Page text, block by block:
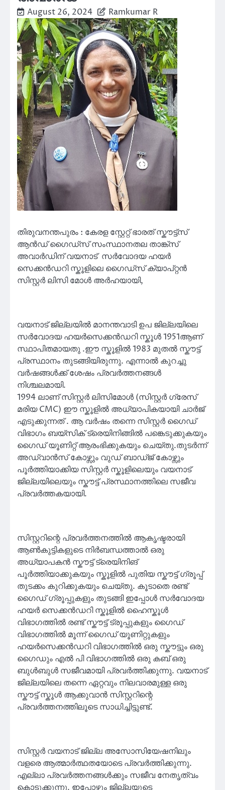
August 26, 2024 Ramkumar R
തിരുവനന്തപുരം : കേരള സ്റ്റേറ്റ് ഭാരത് സ്കൗട്ട്സ്
ആൻഡ് ഗൈഡ്സ് സംസ്ഥാനതല താങ്ക്സ്
അവാർഡിന് വയനാട് സർവോദയ ഹയർ
സെക്കൻഡറി സ്കൂളിലെ ഗൈഡ്സ് ക്യാപ്റ്റൻ
സിസ്റ്റർ ലിസി മോൾ അർഹയായി,
വയനാട് ജില്ലയിൽ മാനന്തവാടി ഉപ ജില്ലയിലെ
സർവോദയ ഹയർസെക്കൻഡറി സ്കൂൾ 1951ആണ്
സ്ഥാപിതമായതു .ഈ സ്കൂളിൽ 1983 മുതൽ സ്കൗട്ട്
പ്രസ്ഥാനം തുടങ്ങിയിരുന്നു. എന്നാൽ കുറച്ചു
വർഷങ്ങൾക്ക് ശേഷം പ്രവർത്തനങ്ങൾ
നിശ്ചലമായി.
1994 ലാണ് സിസ്റ്റർ ലിസിമോൾ (സിസ്റ്റർ ഗ്രേസ്
മരിയ CMC) ഈ സ്കൂളിൽ അധ്യാപികയായി ചാർജ്
എടുക്കുന്നത് . ആ വർഷം തന്നെ സിസ്റ്റർ ഗൈഡ്
വിഭാഗം ബയ്സിക് ട്രെയിനിങ്ങിൽ പങ്കെടുക്കുകയും
ഗൈഡ് യൂണിറ്റ് ആരംഭിക്കുകയും ചെയ്തു.തുടർന്ന്
അഡ്വാൻസ് കോഴ്സും വുഡ് ബാഡ്ജ് കോഴ്സും
പൂർത്തിയാക്കിയ സിസ്റ്റർ സ്കൂളിലെയും വയനാട്
ജില്ലയിലെയും സ്കൗട്ട് പ്രസ്ഥാനത്തിലെ സജീവ
പ്രവർത്തകയായി.
സിസ്റ്ററിന്റെ പ്രവർത്തനത്തിൽ ആകൃഷ്ടരായി
ആൺകുട്ടികളുടെ നിർബന്ധത്താൽ ഒരു
അധ്യാപകൻ സ്കൗട്ട് ട്രെയിനിങ്
പൂർത്തിയാക്കുകയും സ്കൂളിൽ പുതിയ സ്കൗട്ട് ഗ്രൂപ്പ്
തുടക്കം കുറിക്കുകയും ചെയ്തു. കൂടാതെ രണ്ട്
ഗൈഡ് ഗ്രൂപ്പുകളും തുടങ്ങി ഇപ്പോൾ സർവോദയ
ഹയർ സെക്കൻഡറി സ്കൂളിൽ ഹൈസ്കൂൾ
വിഭാഗത്തിൽ രണ്ട് സ്കൗട്ട് ട്രൂപ്പുകളും ഗൈഡ്
വിഭാഗത്തിൽ മൂന്ന് ഗൈഡ് യൂണിറ്റുകളും
ഹയർസെക്കൻഡറി വിഭാഗത്തിൽ ഒരു സ്കൗട്ടും ഒരു
ഗൈഡും എൽ പി വിഭാഗത്തിൽ ഒരു കബ് ഒരു
ബുൾബുൾ സജീവമായി പ്രവർത്തിക്കുന്നു. വയനാട്
ജില്ലയിലെ തന്നെ ഏറ്റവും നിലവാരമുള്ള ഒരു
സ്കൗട്ട് സ്കൂൾ ആക്കുവാൻ സിസ്റ്ററിന്റെ
പ്രവർത്തനത്തിലൂടെ സാധിച്ചിട്ടുണ്ട്.
സിസ്റ്റർ വയനാട് ജില്ല അസോസിയേഷനിലും
വളരെ ആത്മാർത്ഥതയോടെ പ്രവർത്തിക്കുന്നു.
എല്ലാ പ്രവർത്തനങ്ങൾക്കും സജീവ നേതൃത്വം
കൊടുക്കുന്നു. ഇപ്പോഴും ജില്ലയുടെ